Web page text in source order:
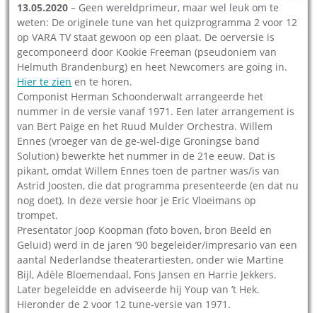
13.05.2020 – Geen wereldprimeur, maar wel leuk om te
weten: De originele tune van het quizprogramma 2 voor 12
op VARA TV staat gewoon op een plaat. De oerversie is
gecomponeerd door Kookie Freeman (pseudoniem van
Helmuth Brandenburg) en heet Newcomers are going in.
Hier te zien en te horen.
Componist Herman Schoonderwalt arrangeerde het
nummer in de versie vanaf 1971. Een later arrangement is
van Bert Paige en het Ruud Mulder Orchestra. Willem
Ennes (vroeger van de ge-wel-dige Groningse band
Solution) bewerkte het nummer in de 21e eeuw. Dat is
pikant, omdat Willem Ennes toen de partner was/is van
Astrid Joosten, die dat programma presenteerde (en dat nu
nog doet). In deze versie hoor je Eric Vloeimans op
trompet.
Presentator Joop Koopman (foto boven, bron Beeld en
Geluid) werd in de jaren ’90 begeleider/impresario van een
aantal Nederlandse theaterartiesten, onder wie Martine
Bijl, Adèle Bloemendaal, Fons Jansen en Harrie Jekkers.
Later begeleidde en adviseerde hij Youp van ’t Hek.
Hieronder de 2 voor 12 tune-versie van 1971.